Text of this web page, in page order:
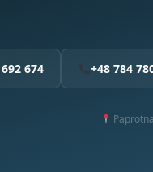
674 +48 784